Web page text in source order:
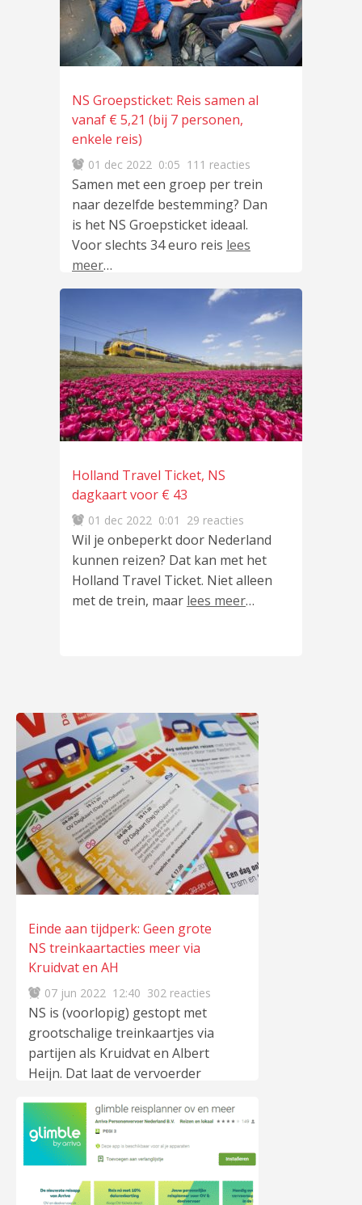
NS Groepsticket: Reis samen al
vanaf € 5,21 (bij 7 personen,
enkele reis)
01 dec 2022 0:05 111 reacties
Samen met een groep per trein
naar dezelfde bestemming? Dan
is het NS Groepsticket ideaal.
Voor slechts 34 euro reis lees
meer…
Holland Travel Ticket, NS
dagkaart voor € 43
01 dec 2022 0:01 29 reacties
Wil je onbeperkt door Nederland
kunnen reizen? Dat kan met het
Holland Travel Ticket. Niet alleen
met de trein, maar lees meer…
Einde aan tijdperk: Geen grote
NS treinkaartacties meer via
Kruidvat en AH
07 jun 2022 12:40 302 reacties
NS is (voorlopig) gestopt met
grootschalige treinkaartjes via
partijen als Kruidvat en Albert
Heijn. Dat laat de vervoerder
weten. De vervoerder kiest nu
voor een gerichtere aanpak. Dit
betekent dat er nog wel acties
specifiek gericht op speciale